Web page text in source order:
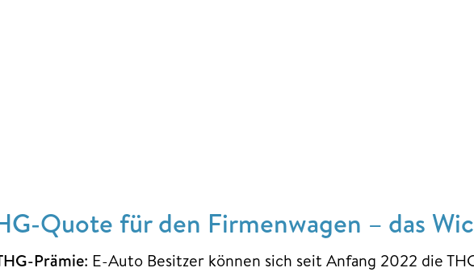
Quote für den Firmenwagen – das
Prämie: E-Auto Besitzer können sich seit Anfang 2022 die